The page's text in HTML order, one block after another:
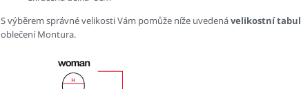
S výběrem správné velikosti Vám pomůže níže uvedenávelikostní
oblečení Montura.